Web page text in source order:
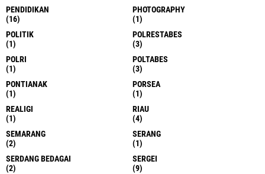
PENDIDIKAN
(16)
PHOTOGRAPHY
(1)
POLITIK
(1)
POLRESTABES
(3)
POLRI
(1)
POLTABES
(3)
PONTIANAK
(1)
PORSEA
(1)
REALIGI
(1)
RIAU
(4)
SEMARANG
(2)
SERANG
(1)
SERDANG BEDAGAI
(2)
SERGEI
(9)